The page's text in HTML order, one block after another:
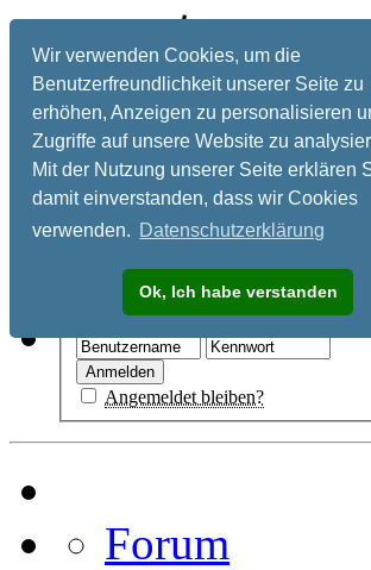
Wir verwenden Cookies, um die
Benutzerfreundlichkeit unserer Seite zu
erhöhen, Anzeigen zu personalisieren
Zugriffe auf unsere Website zu
Mit der Nutzung unserer Seite erklären
damit einverstanden, dass wir Cookies
verwenden. Datenschutzerklärung
Ok, Ich habe verstanden
Registrieren
Angemeldet bleiben?
Forum